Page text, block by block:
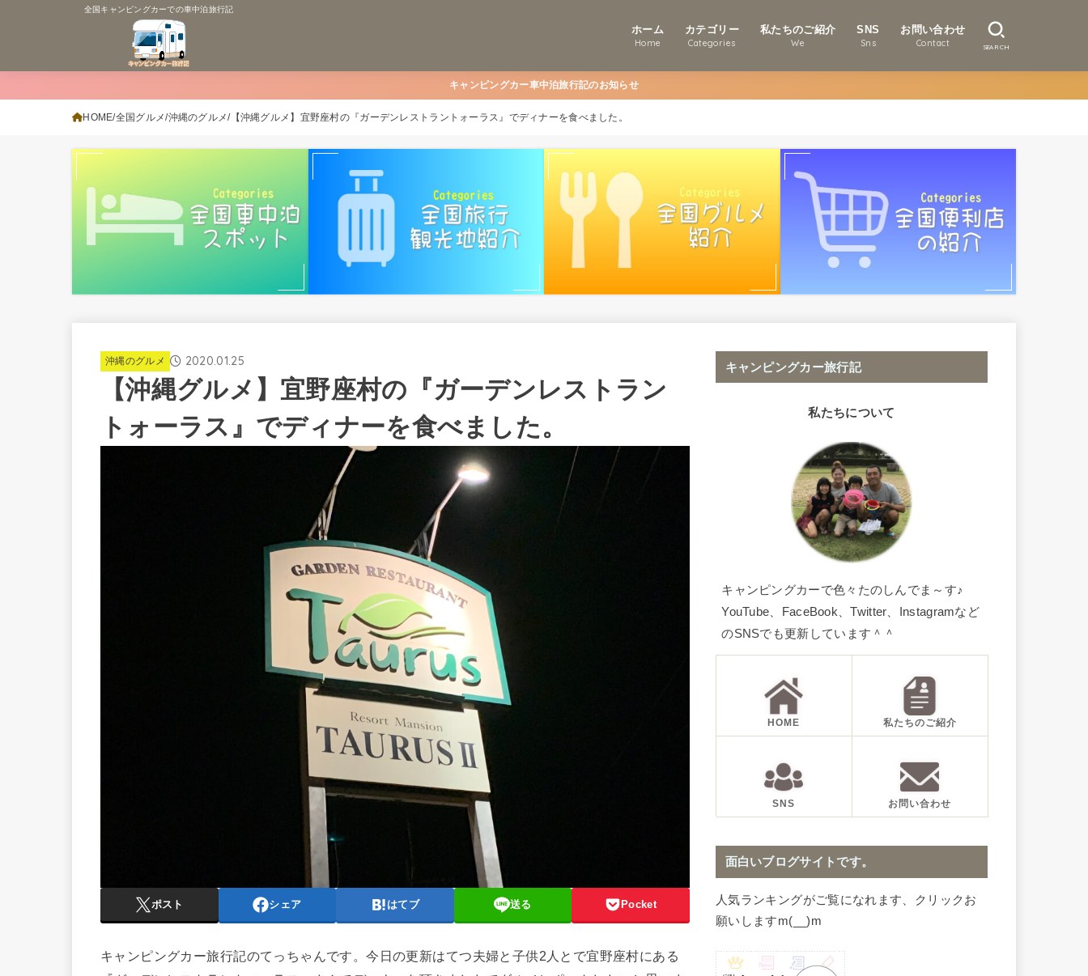
全国キャンピングカーでの車中泊旅行記
ホーム
Home
カテゴリー
Categories
私たちのご紹介
We
SNS
Sns
お問い合わせ
Contact SEARCH
キャンピングカー車中泊旅行記のお知らせ
HOME 全国グルメ 沖縄のグルメ 【沖縄グルメ】宜野座村の『ガーデンレストラントォーラス』でディナーを食べました。
沖縄のグルメ 2020.01.25
【沖縄グルメ】宜野座村の『ガーデンレストラン
トォーラス』でディナーを食べました。
ポスト シェア はてブ 送る Pocket
キャンピングカー旅行記のてっちゃんです。今日の更新はてつ夫婦と子供2人とで宜野座村にある
キャンピングカー旅行記
私たちについて
キャンピングカーで色々たのしんでま～す♪
YouTube、FaceBook、Twitter、Instagramなど
のSNSでも更新しています＾＾
HOME 私たちのご紹介
SNS お問い合わせ
面白いブログサイトです。
人気ランキングがご覧になれます、クリックお
願いしますm(__)m